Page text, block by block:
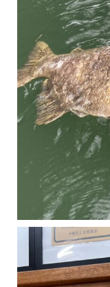
マングローブは汽水域に育つ植物です